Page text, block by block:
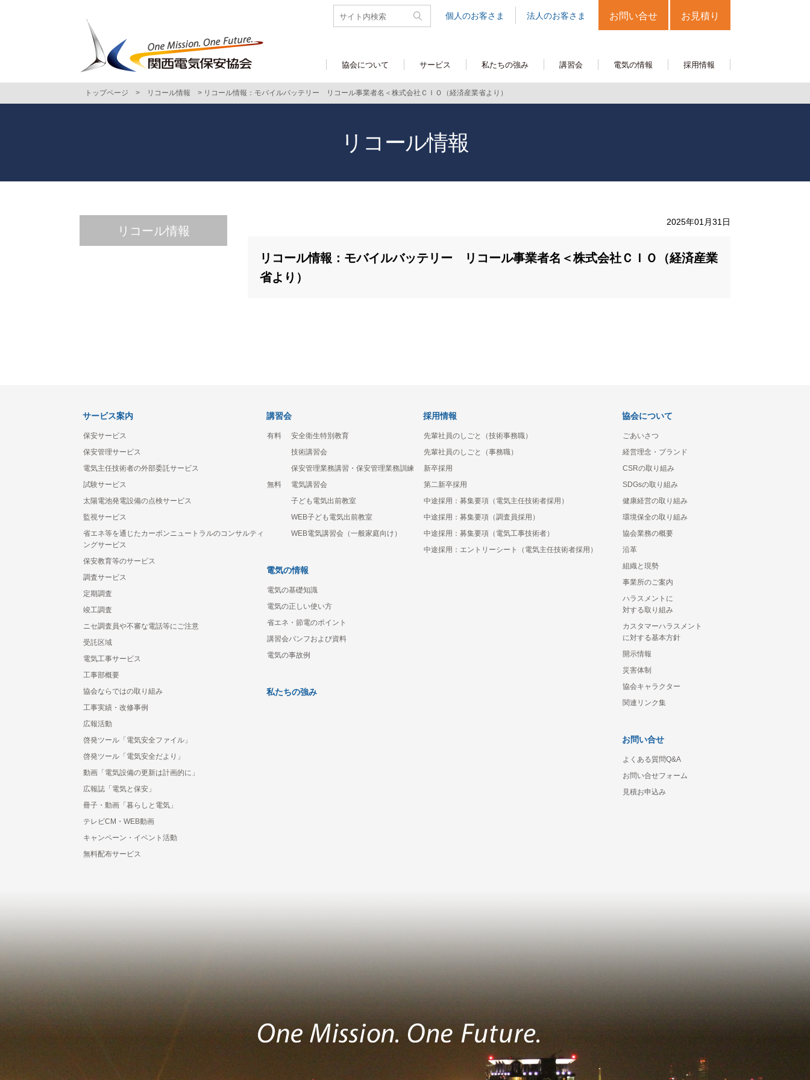
個人のお客さま 法人のお客さま お問い合せ お見積り
協会について サービス 私たちの強み 講習会 電気の情報 採用情報
トップページ > リコール情報 > リコール情報：モバイルバッテリー リコール事業者名＜株式会社ＣＩＯ（経済産業省より）
リコール情報
2025年01月31日
リコール情報：モバイルバッテリー リコール事業者名＜株式会社ＣＩＯ（経済産業
省より）
リコール情報
サービス案内
保安サービス
保安管理サービス
電気主任技術者の外部委託サービス
試験サービス
太陽電池発電設備の点検サービス
監視サービス
省エネ等を通じたカーボンニュートラルのコンサルティ
ングサービス
保安教育等のサービス
調査サービス
定期調査
竣工調査
ニセ調査員や不審な電話等にご注意
受託区域
電気工事サービス
工事部概要
協会ならではの取り組み
工事実績・改修事例
広報活動
啓発ツール「電気安全ファイル」
啓発ツール「電気安全だより」
動画「電気設備の更新は計画的に」
広報誌「電気と保安」
冊子・動画「暮らしと電気」
テレビCM・WEB動画
キャンペーン・イベント活動
無料配布サービス
講習会
有料
安全衛生特別教育
技術講習会
保安管理業務講習・保安管理業務訓練
無料
電気講習会
子ども電気出前教室
WEB子ども電気出前教室
WEB電気講習会（一般家庭向け）
電気の情報
電気の基礎知識
電気の正しい使い方
省エネ・節電のポイント
講習会パンフおよび資料
電気の事故例
私たちの強み
採用情報
先輩社員のしごと（技術事務職）
先輩社員のしごと（事務職）
新卒採用
第二新卒採用
中途採用：募集要項（電気主任技術者採用）
中途採用：募集要項（調査員採用）
中途採用：募集要項（電気工事技術者）
中途採用：エントリーシート（電気主任技術者採用）
協会について
ごあいさつ
経営理念・ブランド
CSRの取り組み
SDGsの取り組み
健康経営の取り組み
環境保全の取り組み
協会業務の概要
沿革
組織と現勢
事業所のご案内
ハラスメントに
対する取り組み
カスタマーハラスメント
に対する基本方針
開示情報
災害体制
協会キャラクター
関連リンク集
お問い合せ
よくある質問Q&A
お問い合せフォーム
見積お申込み